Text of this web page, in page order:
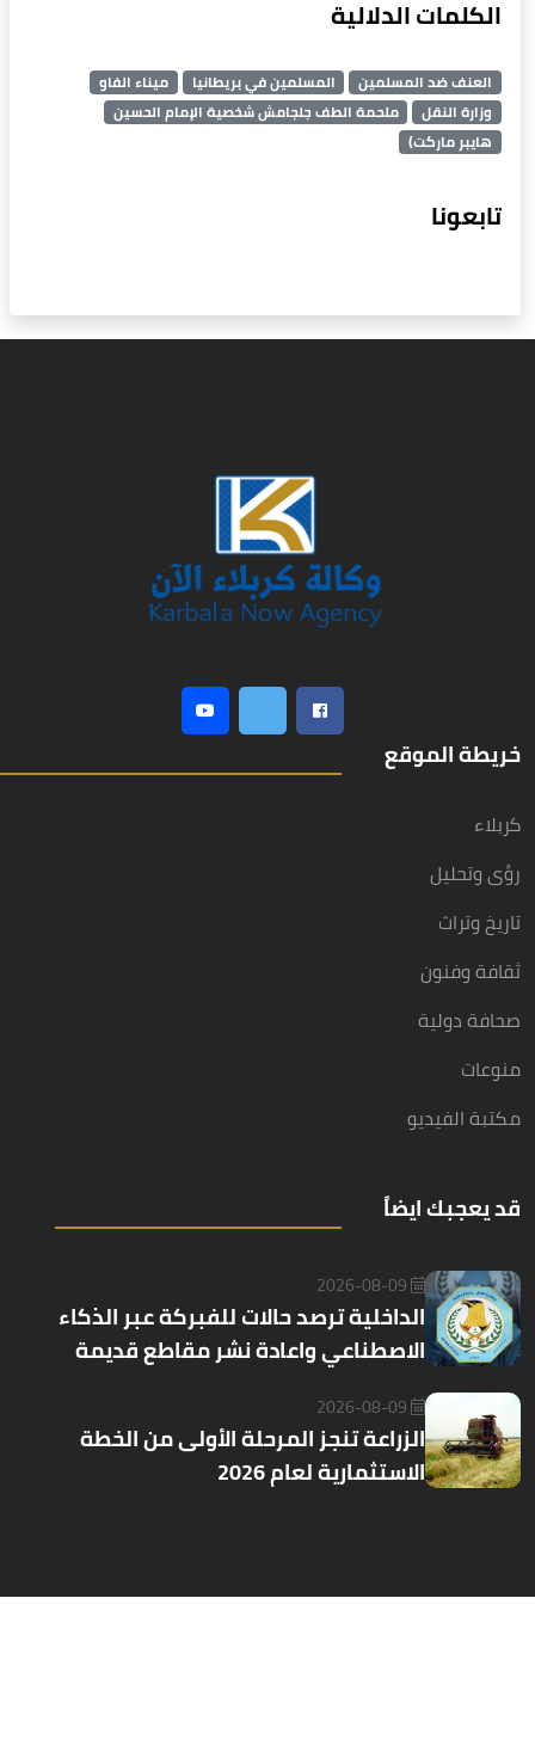
الكلمات الدلالية
العنف ضد المسلمين المسلمين في بريطانيا
ميناء الفاو
وزارة النقل
ملحمة الطف جلجامش شخصية الإمام الحسين
هايبر ماركت)
تابعونا
خريطة الموقع
كربلاء
رؤى وتحليل
تاريخ وتراث
ثقافة وفنون
صحافة دولية
منوعات
مكتبة الفيديو
قد يعجبك ايضاً
2026-08-09
الداخلية ترصد حالات للفبركة عبر الذكاء
الاصطناعي واعادة نشر مقاطع قديمة
2026-08-09
الزراعة تنجز المرحلة الأولى من الخطة
الاستثمارية لعام 2026